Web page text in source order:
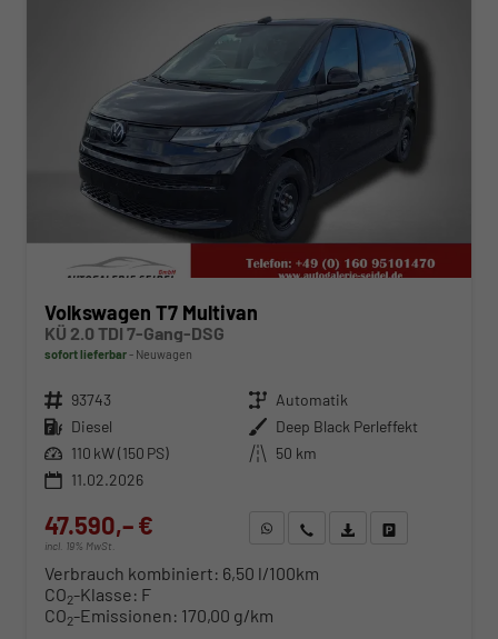
Volkswagen T7 Multivan
KÜ 2.0 TDI 7-Gang-DSG
sofort lieferbar Neuwagen
Fahrzeugnr. 93743 Getriebe Automatik
Kraftstoff Diesel Außenfarbe Deep Black Perleffekt
Leistung 110 kW (150 PS) Kilometerstand 50 km
11.02.2026
47.590,– €
incl. 19% MwSt.
WhatsApp anfragen
Wir rufen Sie anFahrzeugexposé (PDF)
Verbrauch kombiniert: 6,50 l/100km
CO2-Klasse: F
CO2-Emissionen: 170,00 g/km